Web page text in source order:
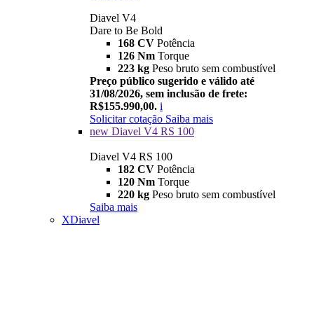
Diavel V4
Dare to Be Bold
168 CV Potência
126 Nm Torque
223 kg Peso bruto sem combustível
Preço público sugerido e válido até
31/08/2026, sem inclusão de frete:
R$155.990,00. i
Solicitar cotação Saiba mais
new Diavel V4 RS 100
Diavel V4 RS 100
182 CV Potência
120 Nm Torque
220 kg Peso bruto sem combustível
Saiba mais
XDiavel